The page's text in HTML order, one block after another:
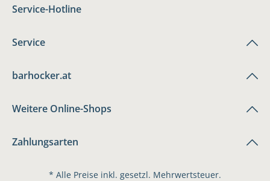
Service-Hotline
Service
barhocker.at
Weitere Online-Shops
Zahlungsarten
* Alle Preise inkl. gesetzl. Mehrwertsteuer.